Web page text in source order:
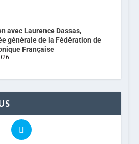
avec Laurence Dassas,
générale de la Fédération de
Française